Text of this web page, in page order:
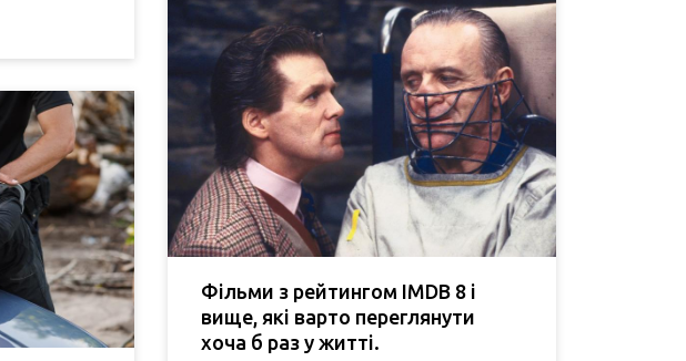
Фільми з рейтингом IMDB 8 і
вище, які варто переглянути
хоча б раз у житті.